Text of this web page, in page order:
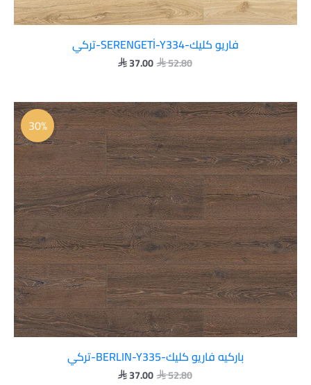
فاريو كليك-SERENGETİ-Y334-تركي
52.80
37.00
30%
باركيه فاريو كليك-BERLIN-Y335-تركي
52.80
السعر
الأصلي
هو:
 52.80.
37.00
السعر
الحالي
هو:
 37.00.